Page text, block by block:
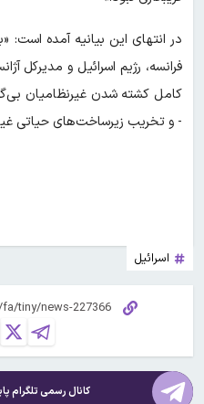
در انتهای این بیانیه آمده است:
فرانسه، رژیم اسرائیل و مدیرکل
کامل کشته شدن غیرنظامیان
- و تخریب زیرساخت‌های حیاتی
اسرائیل
کانال رسمی تلگرام